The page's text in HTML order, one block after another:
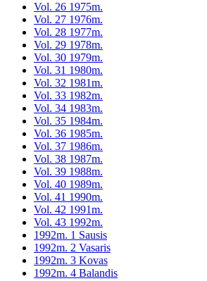
Vol. 26 1975m.
Vol. 27 1976m.
Vol. 28 1977m.
Vol. 29 1978m.
Vol. 30 1979m.
Vol. 31 1980m.
Vol. 32 1981m.
Vol. 33 1982m.
Vol. 34 1983m.
Vol. 35 1984m.
Vol. 36 1985m.
Vol. 37 1986m.
Vol. 38 1987m.
Vol. 39 1988m.
Vol. 40 1989m.
Vol. 41 1990m.
Vol. 42 1991m.
Vol. 43 1992m.
1992m. 1 Sausis
1992m. 2 Vasaris
1992m. 3 Kovas
1992m. 4 Balandis